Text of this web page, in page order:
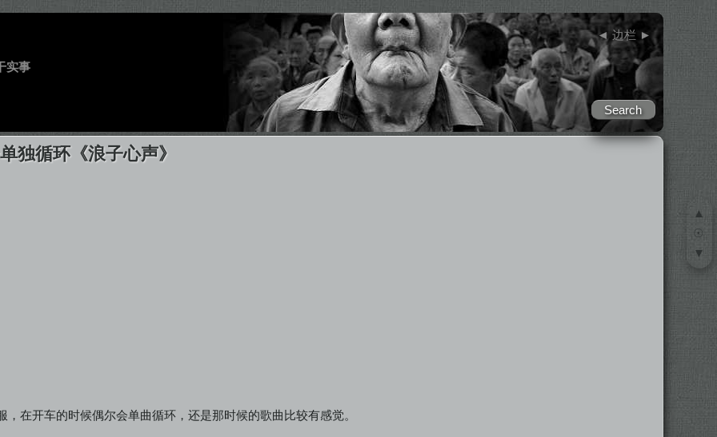
◄边栏 ►
实事
独循环《浪子心声》
，在开车的时候偶尔会单曲循环，还是那时候的歌曲比较有感觉。
▲
☉
▼